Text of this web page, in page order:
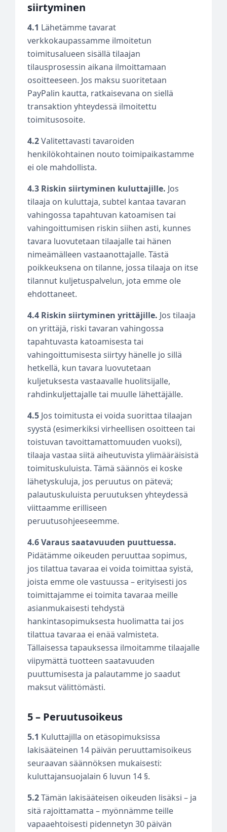
siirtyminen
4.1 Lähetämme tavarat
verkkokaupassamme ilmoitetun
toimitusalueen sisällä tilaajan
tilausprosessin aikana ilmoittamaan
osoitteeseen. Jos maksu suoritetaan
PayPalin kautta, ratkaisevana on siellä
transaktion yhteydessä ilmoitettu
toimitusosoite.
4.2Valitettavasti tavaroiden
henkilökohtainen nouto toimipaikastamme
ei ole mahdollista.
4.3 Riskin siirtyminen kuluttajille. Jos
tilaaja on kuluttaja, subtel kantaa tavaran
vahingossa tapahtuvan katoamisen tai
vahingoittumisen riskin siihen asti, kunnes
tavara luovutetaan tilaajalle tai hänen
nimeämälleen vastaanottajalle. Tästä
poikkeuksena on tilanne, jossa tilaaja on itse
tilannut kuljetuspalvelun, jota emme ole
ehdottaneet.
4.4 Riskin siirtyminen yrittäjille. Jos tilaaja
on yrittäjä, riski tavaran vahingossa
tapahtuvasta katoamisesta tai
vahingoittumisesta siirtyy hänelle jo sillä
hetkellä, kun tavara luovutetaan
kuljetuksesta vastaavalle huolitsijalle,
rahdinkuljettajalle tai muulle lähettäjälle.
4.5 Jos toimitusta ei voida suorittaa tilaajan
syystä (esimerkiksi virheellisen osoitteen tai
toistuvan tavoittamattomuuden vuoksi),
tilaaja vastaa siitä aiheutuvista ylimääräisistä
toimituskuluista. Tämä säännös ei koske
lähetyskuluja, jos peruutus on pätevä;
palautuskuluista peruutuksen yhteydessä
viittaamme erilliseen
peruutusohjeeseemme.
4.6 Varaus saatavuuden puuttuessa.
Pidätämme oikeuden peruuttaa sopimus,
jos tilattua tavaraa ei voida toimittaa syistä,
joista emme ole vastuussa – erityisesti jos
toimittajamme ei toimita tavaraa meille
asianmukaisesti tehdystä
hankintasopimuksesta huolimatta tai jos
tilattua tavaraa ei enää valmisteta.
Tällaisessa tapauksessa ilmoitamme tilaajalle
viipymättä tuotteen saatavuuden
puuttumisesta ja palautamme jo saadut
maksut välittömästi.
5 – Peruutusoikeus
5.1 Kuluttajilla on etäsopimuksissa
lakisääteinen 14 päivän peruuttamisoikeus
seuraavan säännöksen mukaisesti:
kuluttajansuojalain 6 luvun 14 §.
5.2Tämän lakisääteisen oikeuden lisäksi – ja
sitä rajoittamatta – myönnämme teille
vapaaehtoisesti pidennetyn 30 päivän